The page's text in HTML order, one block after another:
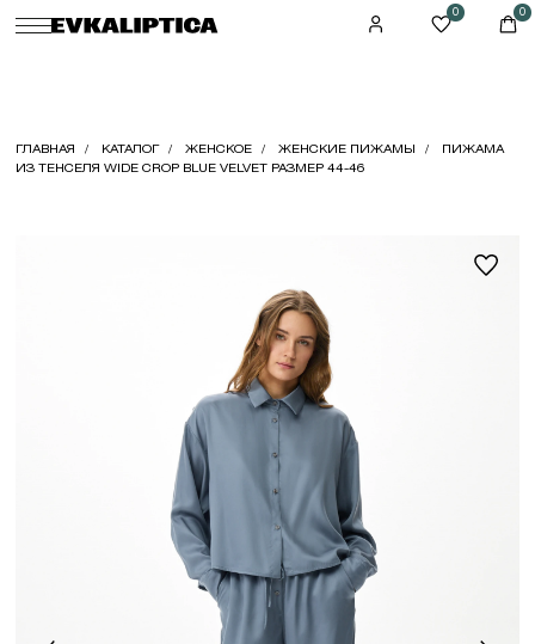
0 0
ГЛАВНАЯ КАТАЛОГ ЖЕНСКОЕ ЖЕНСКИЕ ПИЖАМЫ
ПИЖАМА
ИЗ ТЕНСЕЛЯ WIDE CROP BLUE VELVET РАЗМЕР 44-46